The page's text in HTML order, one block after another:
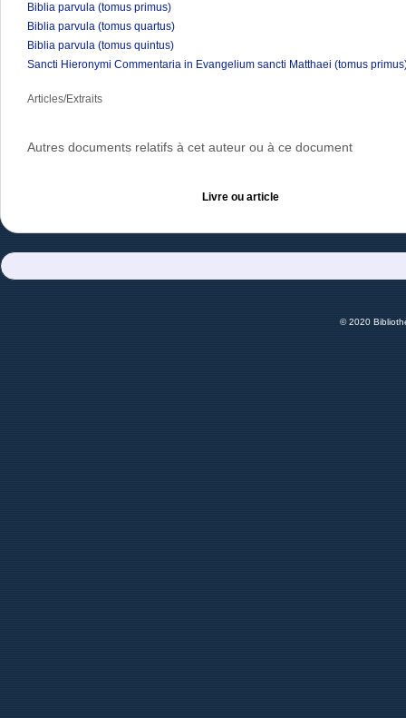
Biblia parvula (tomus primus)
Biblia parvula (tomus quartus)
Biblia parvula (tomus quintus)
Sancti Hieronymi Commentaria in Evangelium sancti Matthaei (tomus
Articles/Extraits
Autres documents relatifs à cet auteur ou à ce document
Livre ou article
© 2020